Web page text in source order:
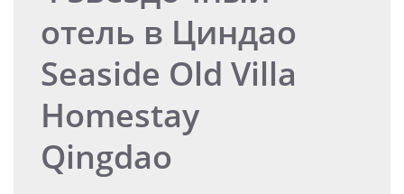
отель в Циндао
Seaside Old Villa
Homestay
Qingdao